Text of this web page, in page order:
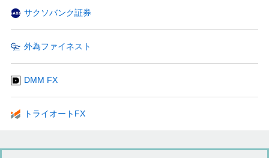
サクソバンク証券
外為ファイネスト
DMM FX
トライオートFX